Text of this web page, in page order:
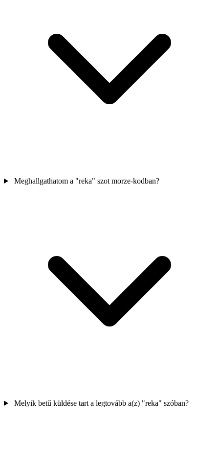
Meghallgathatom a "reka" szot morze-kodban?
Melyik betű küldése tart a legtovább a(z) "reka" szóban?